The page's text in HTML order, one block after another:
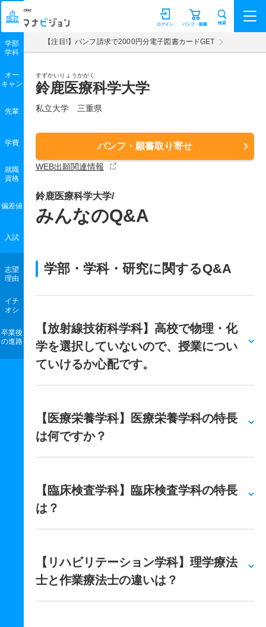
マナビジョン パンフ・願書
ログイン 検索
【注目!】パンフ請求で2000円分電子図書カードGET
すずかいりょうかがく
鈴鹿医療科学大学
私立大学 三重県
パンフ・願書取り寄せ
WEB出願関連情報
学部
学科
オー
キャン
先輩
学費
就職
資格
偏差値
入試
志望
理由
イチ
オシ
卒業後
の進路
鈴鹿医療科学大学/
みんなのQ&A
学部・学科・研究に関するQ&A
【放射線技術科学科】高校で物理・化
学を選択していないので、授業につい
ていけるか心配です。
【医療栄養学科】医療栄養学科の特長
は何ですか？
【臨床検査学科】臨床検査学科の特長
は？
【リハビリテーション学科】理学療法
士と作業療法士の違いは？